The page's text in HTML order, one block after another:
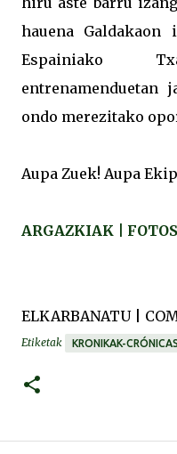
hauena
Espainiako
entrenamenduetan
ondo merezitako
Aupa Zuek! Aupa
ARGAZKIAK |
ELKARBANATU |
Etiketak KRONIKAK-CRÓNICAS